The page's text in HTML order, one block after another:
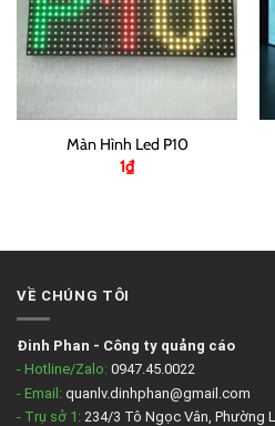
Màn Hình Led P10
1₫
VỀ CHÚNG TÔI
Đinh Phan - Công ty quảng cáo
- Hotline/Zalo: 0947.45.0022
- Email: quanlv.dinhphan@gmail.com
- Trụ sở 1: 234/3 Tô Ngọc Vân, Phường